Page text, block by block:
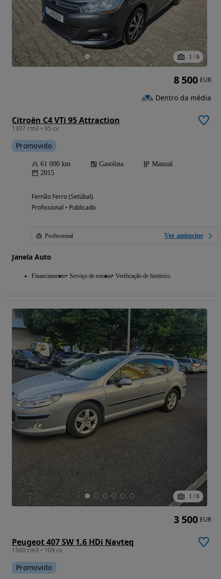
1 / 6
Citroën C4 VTi 95 Attraction
1397 cm3 • 95 cv
Promovido
61 000 km Gasolina
Manual
2015
Fernão Ferro (Setúbal)
Profissional • Publicado
Profissional Ver anúncios
Janela Auto
Financiamento Serviço de retoma Verificação de histórico
8 500 EUR
Dentro da média
1 / 6
Peugeot 407 SW 1.6 HDi Navteq
1560 cm3 • 109 cv
Promovido
3 500 EUR